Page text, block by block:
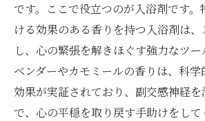
です。ここで役立つのが入浴剤です。
ける効果のある香りを持つ入浴剤は
し、心の緊張を解きほぐす強力なツ
ベンダーやカモミールの香りは、科
効果が実証されており、副交感神経を
で、心の平穏を取り戻す手助けをして